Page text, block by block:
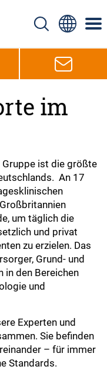
im
ist die größte
An 17
um täglich die
und privat
zu erzielen. Das
Grund- und
in den Bereichen
und
Experten und
Sie befinden
– für immer
Standards.